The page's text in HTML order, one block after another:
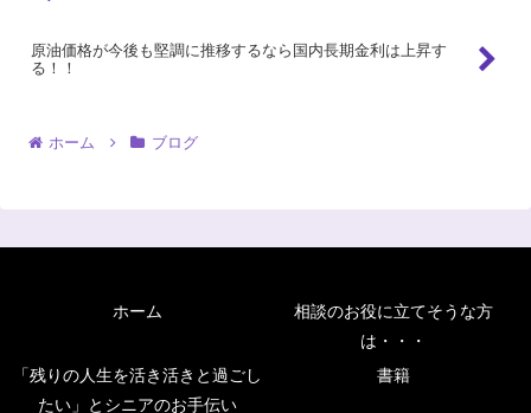
原油価格が今後も堅調に推移するなら国内長期金利は上昇す
る！！
ホーム ブログ
ホーム
相談のお役に立てそうな方
は・・・
「残りの人生を活き活きと過ごし
たい」とシニアのお手伝い
書籍